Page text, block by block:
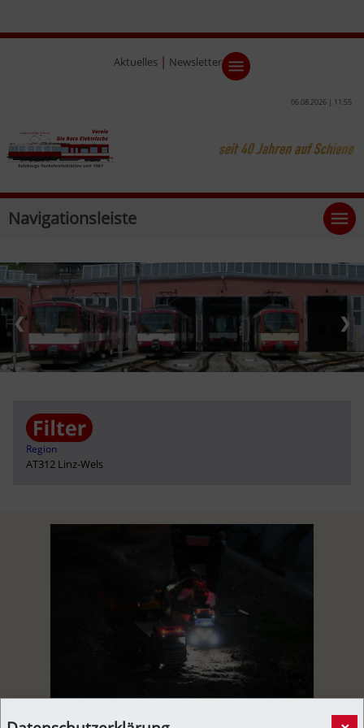
Aktuelles | Newsletter
06.08.2026 | 11:55
Navigationsleiste
❮ ❯
Region
AT312 Linz-Wels
"Nacht des Modellbau" - PSV Wels - Modellautos -